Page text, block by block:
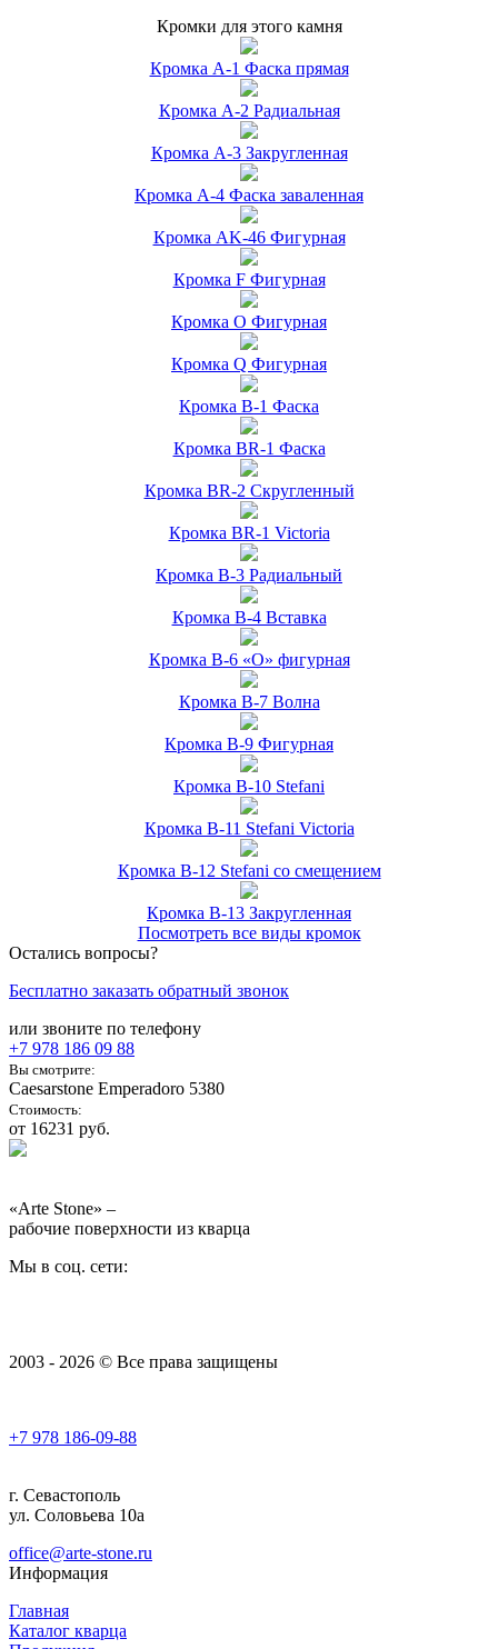
Кромки для этого камня
Кромка А-1 Фаска прямая
Кромка А-2 Радиальная
Кромка А-3 Закругленная
Кромка А-4 Фаска заваленная
Кромка AK-46 Фигурная
Кромка F Фигурная
Кромка O Фигурная
Кромка Q Фигурная
Кромка B-1 Фаска
Кромка BR-1 Фаска
Кромка BR-2 Скругленный
Кромка BR-1 Victoria
Кромка B-3 Радиальный
Кромка B-4 Вставка
Кромка B-6 «О» фигурная
Кромка B-7 Волна
Кромка B-9 Фигурная
Кромка B-10 Stefani
Кромка B-11 Stefani Victoria
Кромка B-12 Stefani со смещением
Кромка B-13 Закругленная
Посмотреть все виды кромок
Остались вопросы?
Бесплатно заказать обратный звонок
или звоните по телефону
+7 978 186 09 88
Вы смотрите:
Caesarstone Emperadoro 5380
Стоимость:
от 16231 руб.
«Arte Stone» –
рабочие поверхности из кварца
Мы в соц. сети:
2003 - 2026 © Все права защищены
+7 978 186-09-88
г. Севастополь
ул. Соловьева 10а
office@arte-stone.ru
Информация
Главная
Каталог кварца